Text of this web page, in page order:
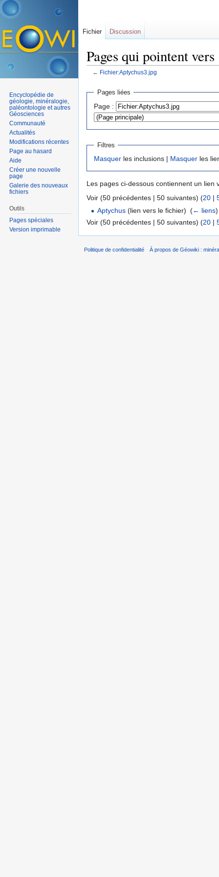
Pages qui pointent
← Fichier:Aptychus3.jpg
Pages liées
Page :
Filtres
Masquer les inclusions | Masquer les
Les pages ci-dessous contiennent un lien
Voir (50 précédentes | 50 suivantes) (20 |
Aptychus (lien vers le fichier) ‎(← liens)
Voir (50 précédentes | 50 suivantes) (20 |
Fichier Discussion
Encyclopédie de
géologie, minéralogie,
paléontologie et autres
Géosciences
Communauté
Actualités
Modifications récentes
Page au hasard
Aide
Créer une nouvelle
page
Galerie des nouveaux
fichiers
Outils
Pages spéciales
Version imprimable
Politique de confidentialité À propos de Géowiki :